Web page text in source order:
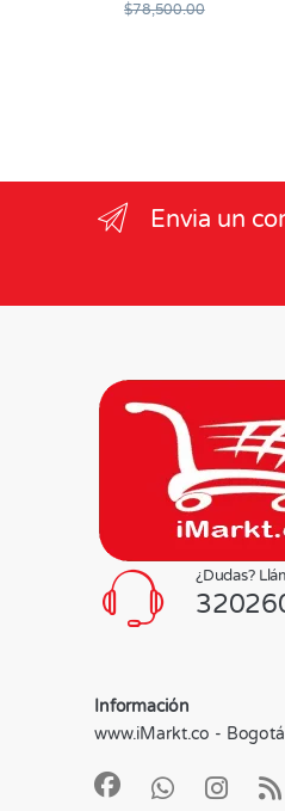
$78,500.00
Envia un
¿Dudas?
Información
www.iMarkt.co -